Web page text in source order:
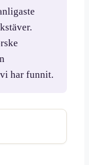
har funnit.